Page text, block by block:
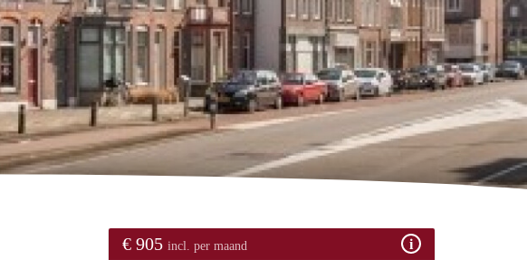
€ 905 incl. per maand